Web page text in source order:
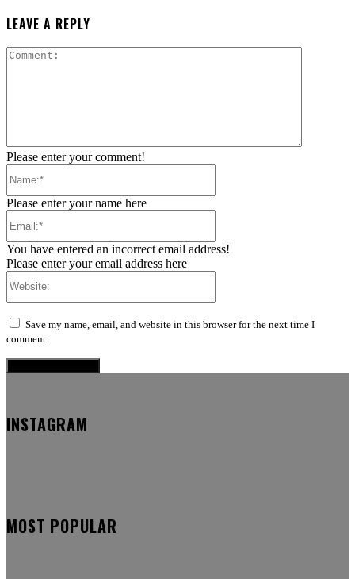
LEAVE A REPLY
Please enter your comment!
Please enter your name here
You have entered an incorrect email address!
Please enter your email address here
Save my name, email, and website in this browser for the next time I
comment.
INSTAGRAM
MOST POPULAR